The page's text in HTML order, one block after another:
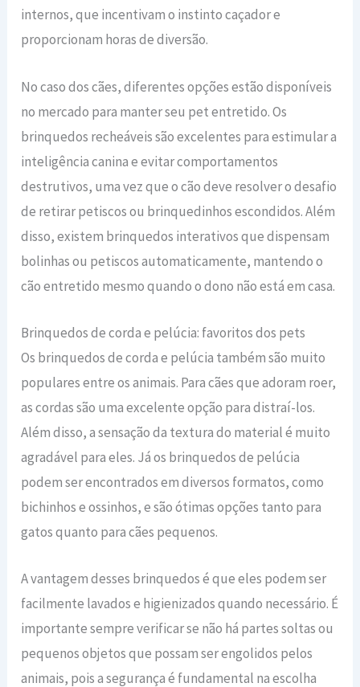
internos, que incentivam o instinto caçador e
proporcionam horas de diversão.
No caso dos cães, diferentes opções estão disponíveis
no mercado para manter seu pet entretido. Os
brinquedos recheáveis são excelentes para estimular a
inteligência canina e evitar comportamentos
destrutivos, uma vez que o cão deve resolver o desafio
de retirar petiscos ou brinquedinhos escondidos. Além
disso, existem brinquedos interativos que dispensam
bolinhas ou petiscos automaticamente, mantendo o
cão entretido mesmo quando o dono não está em casa.
Brinquedos de corda e pelúcia: favoritos dos pets
Os brinquedos de corda e pelúcia também são muito
populares entre os animais. Para cães que adoram roer,
as cordas são uma excelente opção para distraí-los.
Além disso, a sensação da textura do material é muito
agradável para eles. Já os brinquedos de pelúcia
podem ser encontrados em diversos formatos, como
bichinhos e ossinhos, e são ótimas opções tanto para
gatos quanto para cães pequenos.
A vantagem desses brinquedos é que eles podem ser
facilmente lavados e higienizados quando necessário. É
importante sempre verificar se não há partes soltas ou
pequenos objetos que possam ser engolidos pelos
animais, pois a segurança é fundamental na escolha